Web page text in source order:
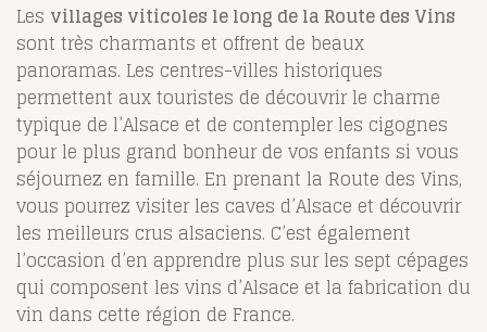
Les villages viticoles le long de la Route des Vins
sont très charmants et offrent de beaux
panoramas. Les centres-villes historiques
permettent aux touristes de découvrir le charme
typique de l’Alsace et de contempler les cigognes
pour le plus grand bonheur de vos enfants si vous
séjournez en famille. En prenant la Route des Vins,
vous pourrez visiter les caves d’Alsace et découvrir
les meilleurs crus alsaciens. C’est également
l’occasion d’en apprendre plus sur les sept cépages
qui composent les vins d’Alsace et la fabrication du
vin dans cette région de France.